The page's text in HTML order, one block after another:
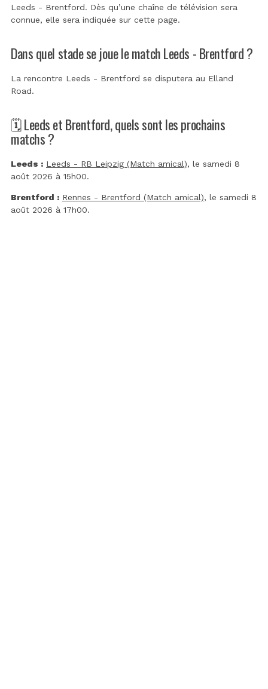
Leeds - Brentford. Dès qu’une chaîne de télévision sera
connue, elle sera indiquée sur cette page.
Dans quel stade se joue le match Leeds - Brentford ?
La rencontre Leeds - Brentford se disputera au Elland
Road.
🗓️ Leeds et Brentford, quels sont les prochains
matchs ?
Leeds : Leeds - RB Leipzig (Match amical), le samedi 8
août 2026 à 15h00.
Brentford : Rennes - Brentford (Match amical), le samedi 8
août 2026 à 17h00.